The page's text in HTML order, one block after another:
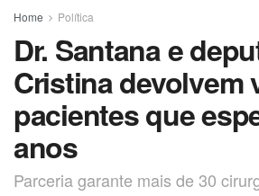
Home Política
Dr. Santana e
Cristina devolvem
pacientes que
anos
Parceria garante mais de 30